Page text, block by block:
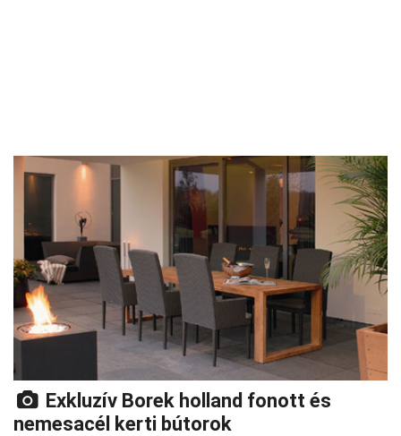
Exkluzív Borek holland fonott és
nemesacél kerti bútorok